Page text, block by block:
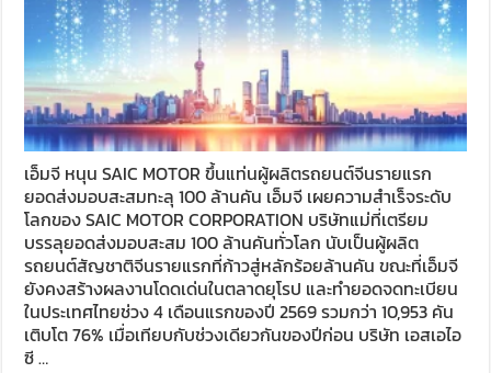
เอ็มจี หนุน SAIC MOTOR ขึ้นแท่นผู้ผลิตรถยนต์จีนรายแรก
ยอดส่งมอบสะสมทะลุ 100 ล้านคัน เอ็มจี เผยความสำเร็จระดับ
โลกของ SAIC MOTOR CORPORATION บริษัทแม่ที่เตรียม
บรรลุยอดส่งมอบสะสม 100 ล้านคันทั่วโลก นับเป็นผู้ผลิต
รถยนต์สัญชาติจีนรายแรกที่ก้าวสู่หลักร้อยล้านคัน ขณะที่เอ็มจี
ยังคงสร้างผลงานโดดเด่นในตลาดยุโรป และทำยอดจดทะเบียน
ในประเทศไทยช่วง 4 เดือนแรกของปี 2569 รวมกว่า 10,953 คัน
เติบโต 76% เมื่อเทียบกับช่วงเดียวกันของปีก่อน บริษัท เอสเอไอ
ซี …